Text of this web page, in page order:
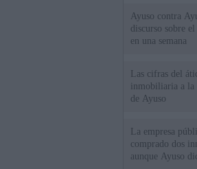
Ayuso contra
discurso sobre
en una semana
Las cifras del
inmobiliaria a la
de Ayuso
La empresa
comprado dos
aunque Ayuso